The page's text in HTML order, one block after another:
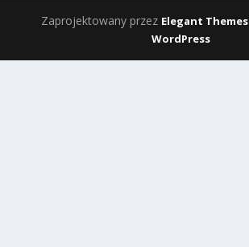
Zaprojektowany przez Elegant Themes
WordPress